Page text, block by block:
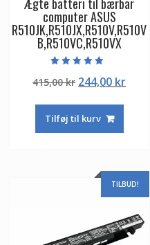
computer ASUS
R510JK,R510JX,R510V,R510V
B,R510VC,R510VX
5.00
ud af 5
415,00kr Den
pris
var:
244,00 krDen
Tilføj til kurv
TILBUD!